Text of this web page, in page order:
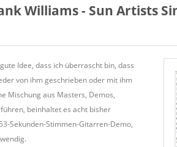
Williams - Sun Artists
Idee, dass ich überrascht bin, dass
von ihm geschrieben oder mit ihm
Mischung aus Masters, Demos,
beinhaltet es acht bisher
Sekunden-Stimmen-Gitarren-Demo,